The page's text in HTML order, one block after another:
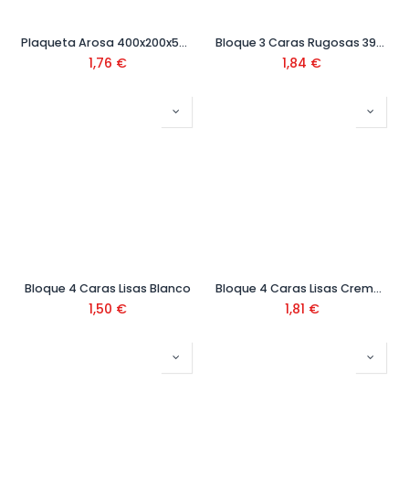
Plaqueta Arosa 400x200x50 mm
1,76 €
Bloque 3 Caras Rugosas 39x19x19
1,84 €
Bloque 4 Caras Lisas Blanco
1,50 €
Bloque 4 Caras Lisas Crema 39x19x19
1,81 €